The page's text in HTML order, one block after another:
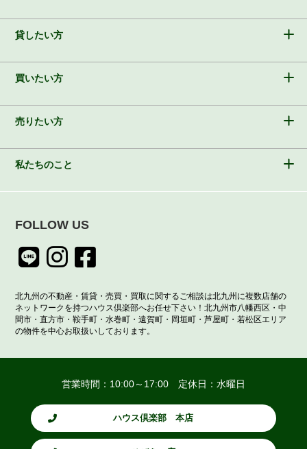
貸したい方
買いたい方
売りたい方
私たちのこと
FOLLOW US
北九州の不動産・賃貸・売買・買取に関するご相談は北九州に複数店舗の
ネットワークを持つハウス倶楽部へお任せ下さい！北九州市八幡西区・中
間市・直方市・鞍手町・水巻町・遠賀町・岡垣町・芦屋町・若松区エリア
の物件を中心お取扱いしております。
営業時間：10:00～17:00 定休日：水曜日
ハウス倶楽部 本店